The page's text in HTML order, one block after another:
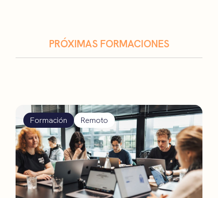
PRÓXIMAS FORMACIONES
Formación Remoto